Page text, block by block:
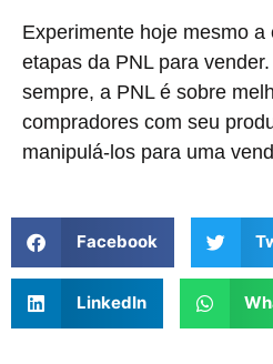
Experimente hoje mesmo
etapas da PNL para
sempre, a PNL é sobre
compradores com seu
manipulá-los para uma
Facebook
LinkedIn